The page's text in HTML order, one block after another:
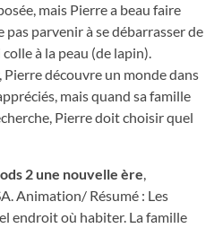
mais Pierre a beau faire
parvenir à se débarrasser de
à la peau (de lapin).
Pierre découvre un monde dans
mais quand sa famille
Pierre doit choisir quel
2 une nouvelle ère
Animation/ Résumé : Les
endroit où habiter. La famille